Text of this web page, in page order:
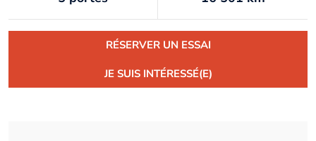
RÉSERVER UN ESSAI
JE SUIS INTÉRESSÉ(E)